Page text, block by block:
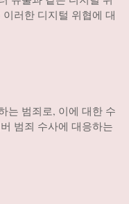
러한 디지털 위협에 대
는 범죄로, 이에 대한 수
범죄 수사에 대응하는